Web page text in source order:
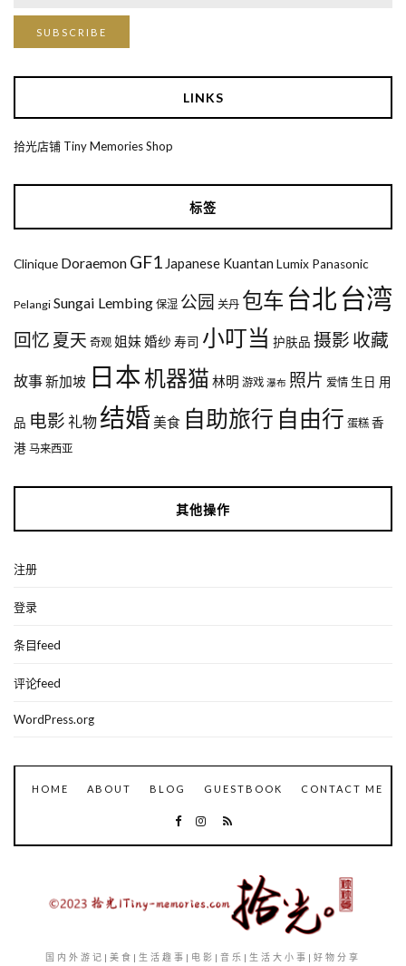
LINKS
拾光店铺 Tiny Memories Shop
标签
Clinique Doraemon GF1 Japanese Kuantan Lumix Panasonic
Pelangi Sungai Lembing 保湿 公园 关丹 包车 台北 台湾
回忆 夏天 奇观 姐妹婚纱 寿司 小叮当 护肤品 摄影 收藏
故事新加坡 日本机器猫 林明 游戏 瀑布 照片 爱情 生日 用
品 电影 礼物 结婚美食 自助旅行 自由行 蛋糕 香
港 马来西亚
其他操作
注册
登录
条目feed
评论feed
WordPress.org
HOME ABOUT BLOG GUESTBOOK CONTACT ME
国内外游记|美食|生活趣事|电影|音乐|生活大小事|好物分享